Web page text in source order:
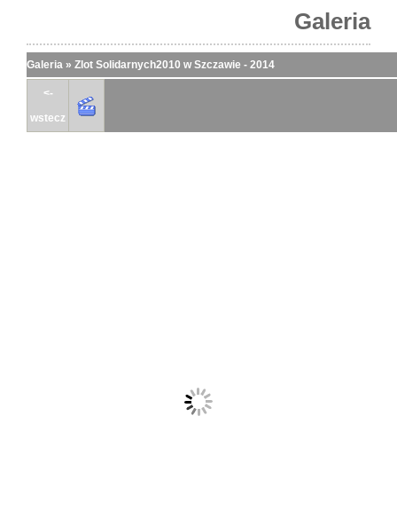
Galeria
Galeria » Zlot Solidarnych2010 w Szczawie - 2014
<-
wstecz